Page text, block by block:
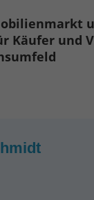
Käufer und